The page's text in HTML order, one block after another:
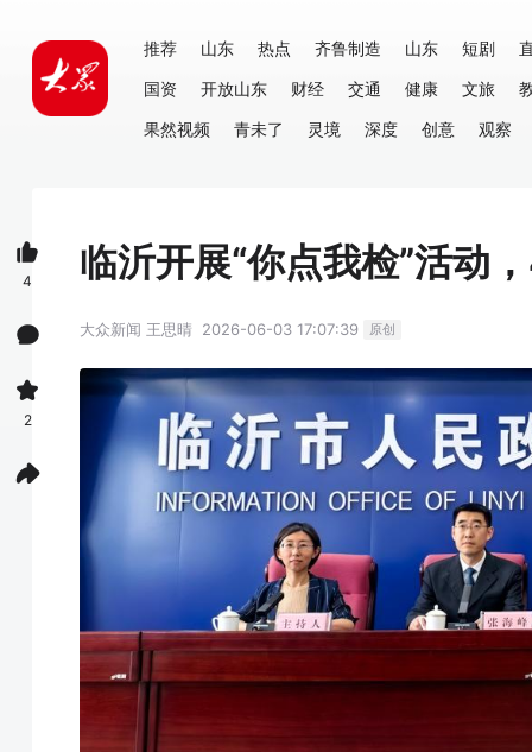
推荐 山东 热点 齐鲁制造 山东 短剧
国资
开放山东 财经 交通 健康 文旅
果然视频
青未了 灵境 深度 创意 观察
临沂开展“你点我检”活动
大众新闻 王思晴 2026-06-03 17:07:39 原创
4
2